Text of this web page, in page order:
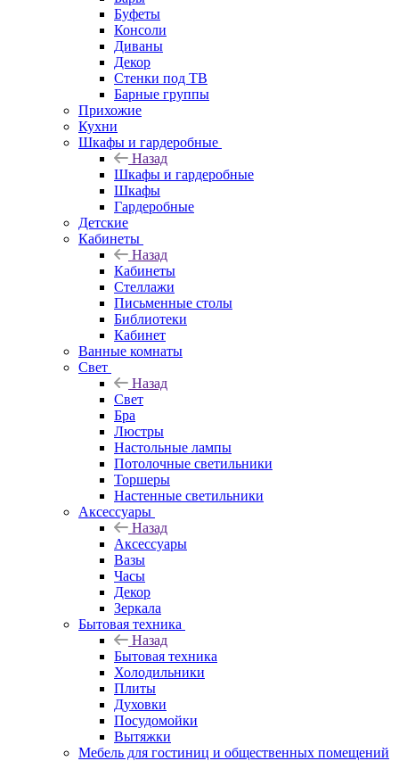
Буфеты
Консоли
Диваны
Декор
Стенки под ТВ
Барные группы
Прихожие
Кухни
Шкафы и гардеробные
Назад
Шкафы и гардеробные
Шкафы
Гардеробные
Детские
Кабинеты
Назад
Кабинеты
Стеллажи
Письменные столы
Библиотеки
Кабинет
Ванные комнаты
Свет
Назад
Свет
Бра
Люстры
Настольные лампы
Потолочные светильники
Торшеры
Настенные светильники
Аксессуары
Назад
Аксессуары
Вазы
Часы
Декор
Зеркала
Бытовая техника
Назад
Бытовая техника
Холодильники
Плиты
Духовки
Посудомойки
Вытяжки
Мебель для гостиниц и общественных помещений